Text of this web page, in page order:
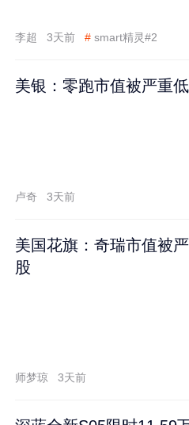
李超 3天前 # smart精灵#2
美银：零跑市值被严重
卢奇 3天前
美国花旗：奇瑞市值被
股
师梦琼 3天前